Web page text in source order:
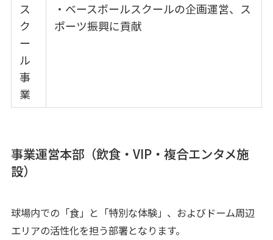
ス
ク
ー
ル
事
業
・ベースボールスクールの企画運営、ス
ポーツ振興に貢献
事業運営本部（飲食・VIP・複合エンタメ施
設）
球場内での「食」と「特別な体験」、およびドーム周辺
エリアの活性化を担う部署となります。